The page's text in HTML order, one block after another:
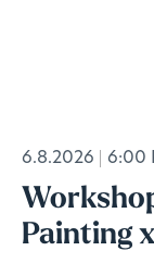
6.8.2026 6:00
Painting